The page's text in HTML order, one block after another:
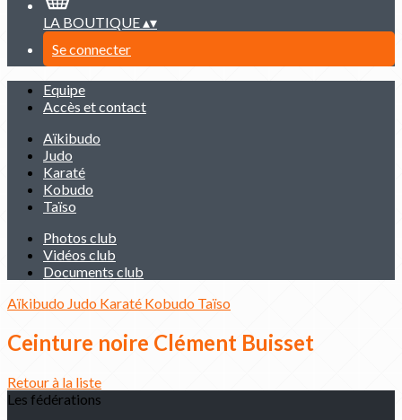
LA BOUTIQUE▴▾
Se connecter
Equipe
Accès et contact
Aïkibudo
Judo
Karaté
Kobudo
Taïso
Photos club
Vidéos club
Documents club
Aïkibudo Judo Karaté Kobudo Taïso
Ceinture noire Clément Buisset
Retour à la liste
Les fédérations